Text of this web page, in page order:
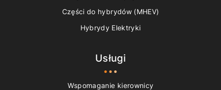
Części do hybrydów (MHEV)
Hybrydy Elektryki
Usługi
Wspomaganie kierownicy